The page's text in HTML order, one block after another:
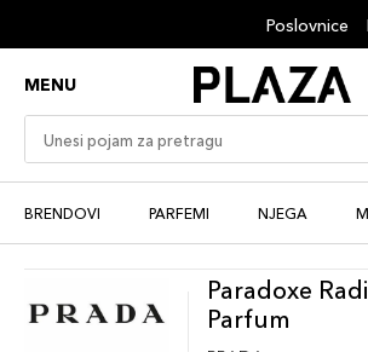
Poslovnice
MENU
BRENDOVI PARFEMI NJEGA
Paradoxe
Parfum